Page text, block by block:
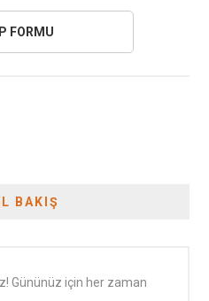
BAKIŞ
Gününüz için her zaman